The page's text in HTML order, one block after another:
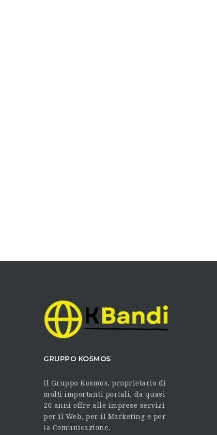
GRUPPO KOSMOS
Il Gruppo Kosmos, proprietario di
molti importanti portali, da quasi
20 anni offre alle imprese servizi
per il Web, per il Marketing e per
la Comunicazione.